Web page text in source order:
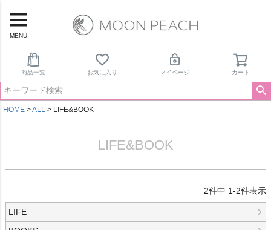
MENU
商品一覧 お気に入り マイページ カート
HOME ALL LIFE&BOOK
LIFE&BOOK
2件中 1-2件表示
LIFE